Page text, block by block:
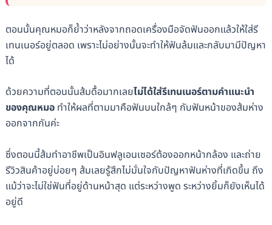
ตอนนั้นคุณหมอก็ย้ำว่าหลังจากถอดเครื่องมือจัดฟันออกแล้วให้ใส่รี
เทนเนอร์อยู่ตลอด เพราะไม่อย่างนั้นจะทำให้ฟันล้มและกลับมามีปัญหา
ได้
ด้วยความที่ตอนนั้นส้มดื้อมากเลยไม่ได้ใส่รีเทนเนอร์ตามคำแนะนำ
ของคุณหมอทำให้ผลที่ตามมาคือฟันบนใกล้ๆ กับฟันหน้าของส้มห่าง
ออกจากกันค่ะ
ซึ่งตอนนี้ส้มทำอาชีพเป็นอินฟลูเอนเซอร์ต้องออกหน้ากล้อง และถ่าย
รีวิวสินค้าอยู่บ่อยๆ ส้มเลยรู้สึกไม่มั่นใจกับปัญหาฟันห่างที่เกิดขึ้น ถึง
แม้ว่าจะไม่ใช่ฟันที่อยู่ด้านหน้าสุด แต่ระหว่างพูด ระหว่างยิ้มก็ยังเห็นได้
อยู่ดี